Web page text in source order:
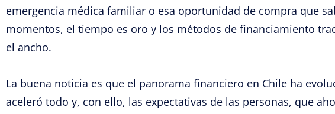
emergencia médica familiar o esa oportunidad de compra que
momentos, el tiempo es oro y los métodos de financiamiento
el ancho.
La buena noticia es que el panorama financiero en Chile ha
aceleró todo y, con ello, las expectativas de las personas, que